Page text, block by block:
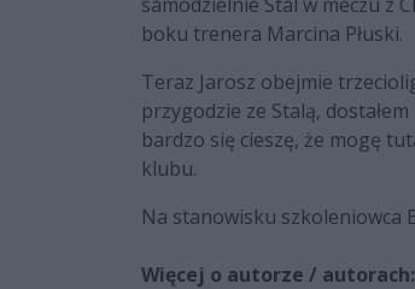
boku trenera Marcina Płuski.
Teraz Jarosz obejmie
przygodzie ze Stalą,
bardzo się cieszę, że mogę
klubu.
Na stanowisku szkoleniowca
Więcej o autorze / autorach: